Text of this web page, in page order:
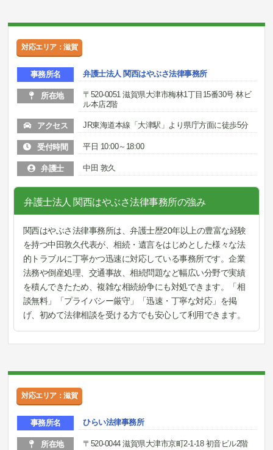
対応エリア：滋賀
事務所名 弁護士法人 関西はやぶさ法律事務所
所在地
〒520-0051 滋賀県大津市梅林1丁目15番30号 林ビ
ル本店2階
アクセス JR東海道本線「大津駅」より県庁方面に徒歩5分
受付時間 平日 10:00～18:00
弁護士 中田 敦久
弁護士法人 関西はやぶさ法律事務所の強み
関西はやぶさ法律事務所は、弁護士歴20年以上の豊富な経験
を持つ中田敦久代表が、相続・遺言をはじめとした様々な法
的トラブルに丁寧かつ迅速に対応している事務所です。企業
法務や倒産処理、交通事故、相続問題など幅広い分野で実績
を積んできたため、複雑な相続紛争にも対処できます。「相
談無料」「プライバシー厳守」「迅速・丁寧な対応」を掲
げ、初めて法律相談を受ける方でも安心して利用できます。
対応エリア：滋賀
事務所名 ひらい法律事務所
所在地 〒520-0044 滋賀県大津市京町2-1-18 初音ビル2階